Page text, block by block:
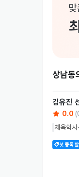
상남동
김유진
0.0 (
체육학
첫 등록